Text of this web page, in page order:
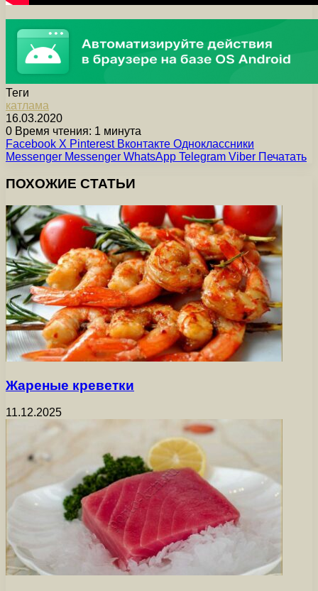
Теги
катлама
16.03.2020
0 Время чтения: 1 минута
Facebook X Pinterest Вконтакте Одноклассники
Messenger Messenger WhatsApp Telegram Viber Печатать
ПОХОЖИЕ СТАТЬИ
Жареные креветки
11.12.2025